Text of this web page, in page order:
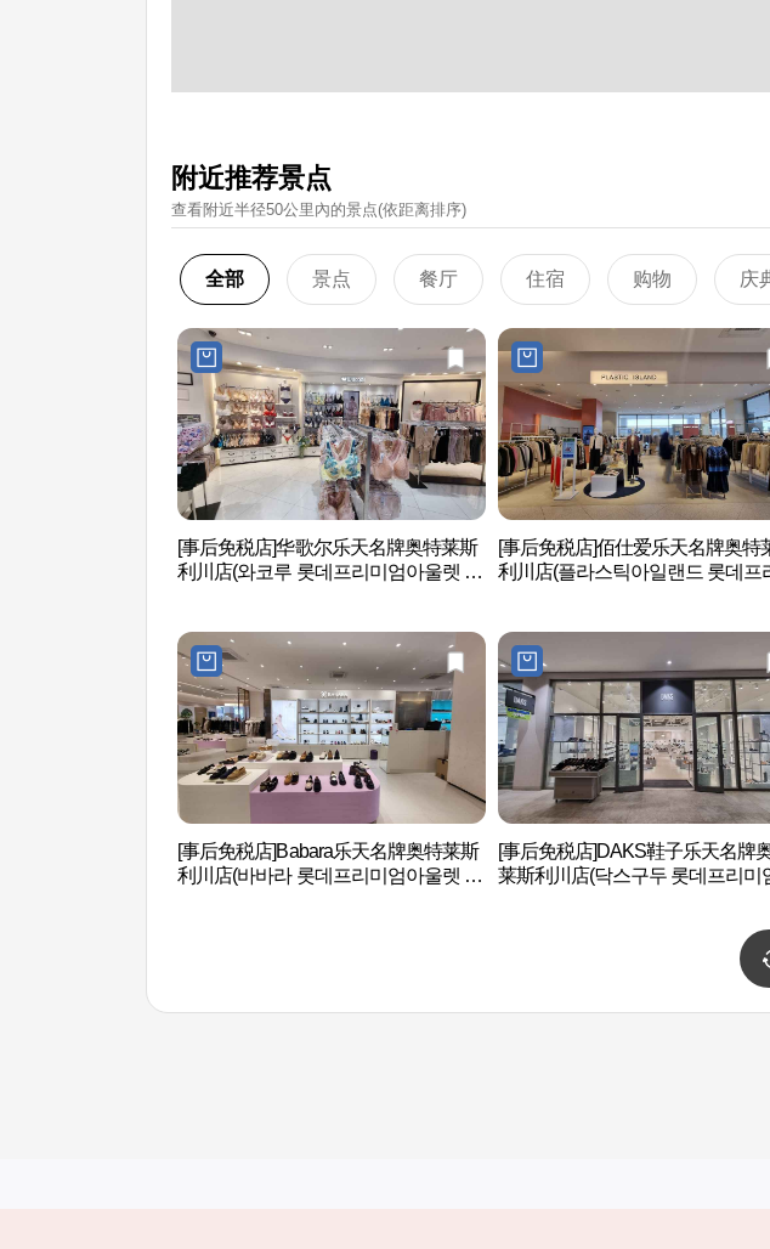
附近推荐景点
查看附近半径50公里內的景点(依距离排序)
全部 景点 餐厅 住宿 购物 庆
[事后免税店]华歌尔乐天名牌奥特莱斯
利川店(와코루 롯데프리미엄아울렛 이
[事后免税店]佰仕爱乐天名牌奥特
利川店(플라스틱아일랜드 롯데프
[事后免税店]Babara乐天名牌奥特莱斯
利川店(바바라 롯데프리미엄아울렛 이
[事后免税店]DAKS鞋子乐天名牌
莱斯利川店(닥스구두 롯데프리미